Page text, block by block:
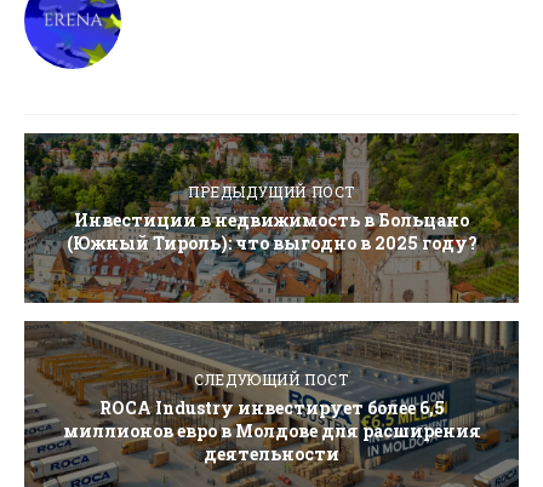
ПРЕДЫДУЩИЙ ПОСТ
Инвестиции в недвижимость в Больцано
(Южный Тироль): что выгодно в 2025 году?
СЛЕДУЮЩИЙ ПОСТ
ROCA Industry инвестирует более 6,5
миллионов евро в Молдове для расширения
деятельности